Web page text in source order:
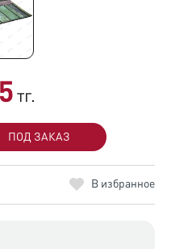
тг.
ПОД ЗАКАЗ
В избранное